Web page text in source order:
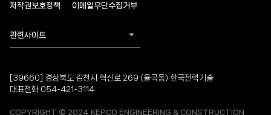
저작권보호정책 이메일무단수집거부
관련사이트
[39660] 경상북도 김천시 혁신로 269 (율곡동) 한국전력기술
대표전화 054-421-3114
COPYRIGHT © 2024 KEPCO ENGINEERING & CONSTRUCTION